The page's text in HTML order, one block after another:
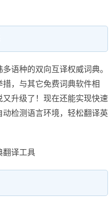
语种的双向互译权威词典。
，与其它免费词典软件相
升级了！现在还能实现快速
检测语言环境，轻松翻译英